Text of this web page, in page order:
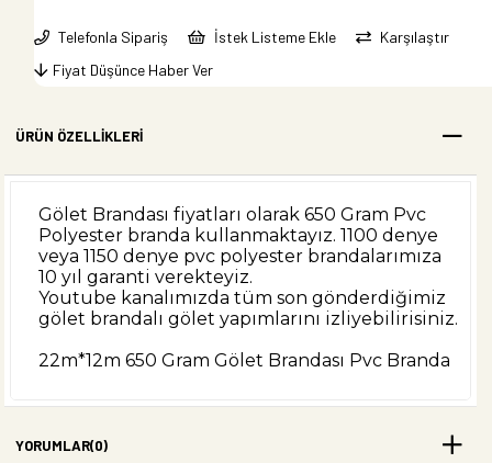
Telefonla Sipariş İstek Listeme Ekle
Karşılaştır
Fiyat Düşünce Haber Ver
ÜRÜN ÖZELLIKLERI
Gölet Brandası fiyatları olarak 650 Gram Pvc
Polyester branda kullanmaktayız. 1100 denye
veya 1150 denye pvc polyester brandalarımıza
10 yıl garanti verekteyiz.
Youtube kanalımızda tüm son gönderdiğimiz
gölet brandalı gölet yapımlarını izliyebilirisiniz.
22m*12m 650 Gram Gölet Brandası Pvc Branda
YORUMLAR(0)